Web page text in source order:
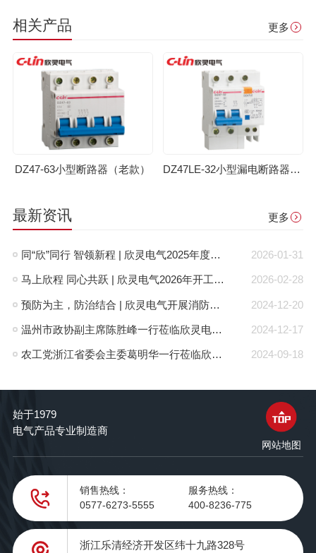
相关产品 更多
DZ47-63小型断路器（老款） DZ47LE-32小型漏电断路器（老款）
最新资讯 更多
2026-01-31
同“欣”同行 智领新程 | 欣灵电气2025年度表彰总结大会暨新年酒会成功举办！
2026-02-28
马上欣程 同心共跃 | 欣灵电气2026年开工大吉！
2024-12-20
预防为主，防治结合 | 欣灵电气开展消防应急预案演练活动
2024-12-17
温州市政协副主席陈胜峰一行莅临欣灵电气调研指导
2024-09-18
农工党浙江省委会主委葛明华一行莅临欣灵电气考察调研
始于1979
电气产品专业制造商
网站地图
销售热线：
0577-6273-5555
服务热线：
400-8236-775
浙江乐清经济开发区纬十九路328号